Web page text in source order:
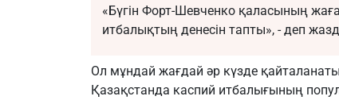
«Бүгін Форт-Шевченко қаласының
итбалықтың денесін тапты», - деп
Ол мұндай жағдай әр күзде
Қазақстанда каспий итбалығының